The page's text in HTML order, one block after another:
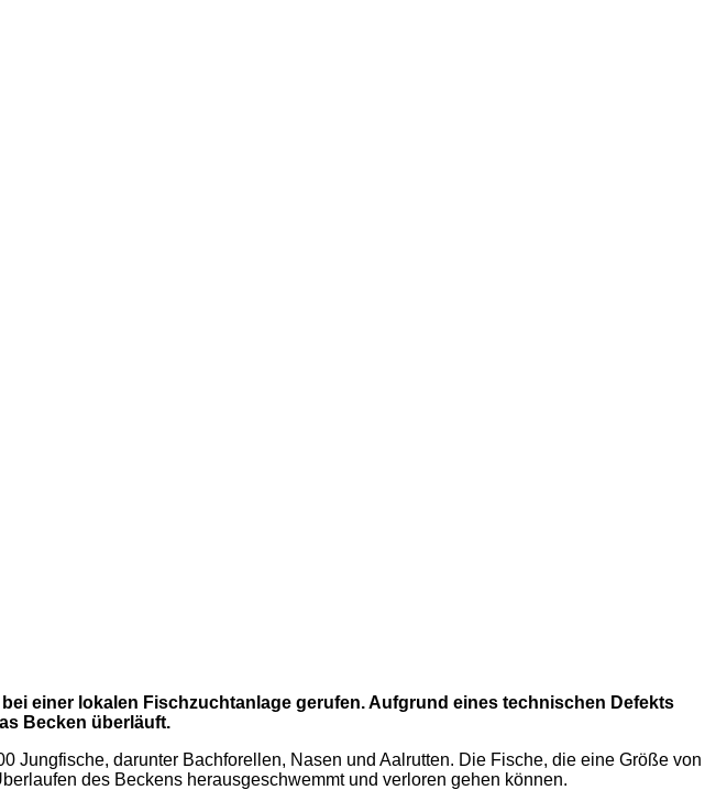
einer lokalen Fischzuchtanlage gerufen. Aufgrund eines technischen Defekts
Becken überläuft.
Jungfische, darunter Bachforellen, Nasen und Aalrutten. Die Fische, die eine Größe von
des Beckens herausgeschwemmt und verloren gehen können.